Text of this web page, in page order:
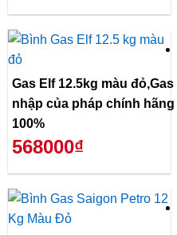
Gas Elf 12.5kg màu đỏ,Gas
nhập của pháp chính hãng
100%
568000₫